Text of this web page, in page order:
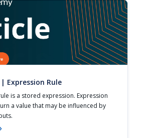
Expression Rule
is a stored expression. Expression
a value that may be influenced by